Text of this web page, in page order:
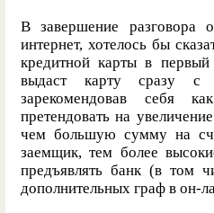
В завершение разговора
интернет, хотелось бы
кредитной карты в
выдаст карту сразу
зарекомендовав себя
претендовать на
чем большую сумму на
заемщик, тем более
предъявлять банк (в том
дополнительных граф в он-